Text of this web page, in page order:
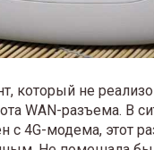
который не
WAN-разъема. В
с 4G-модема, этот